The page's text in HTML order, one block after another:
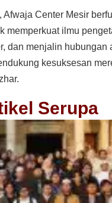
Afwaja Center Mesir
memperkuat ilmu
dan menjalin hubungan
kesuksesan
.
Serupa